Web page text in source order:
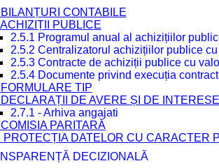
CONTABILE
PUBLICE
2.5.1 Programul anual al achizițiilor
2.5.2 Centralizatorul achizițiilor publice
2.5.3 Contracte de achiziții publice cu
2.5.4 Documente privind execuția
TIP
DE AVERE ȘI DE INTERESE
2.7.1 - Arhiva angajati
PARITARĂ
PROTECȚIA DATELOR CU CARACTER
DECIZIONALĂ